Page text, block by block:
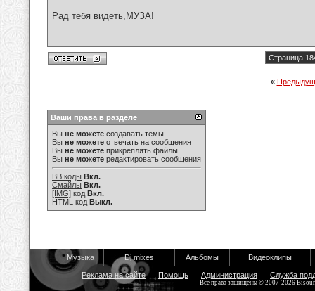
Рад тебя видеть,МУЗА!
Страница
«
Ваши права в разделе
Вы не можете создавать темы
Вы не можете отвечать на сообщения
Вы не можете прикреплять файлы
Вы не можете редактировать сообщения
BB коды Вкл.
Смайлы Вкл.
[IMG] код Вкл.
HTML код Выкл.
Музыка Dj mixes Альбомы Видеоклипы
Реклама на сайте Помощь Администрация Служба
Все права защищены © 2007-2026